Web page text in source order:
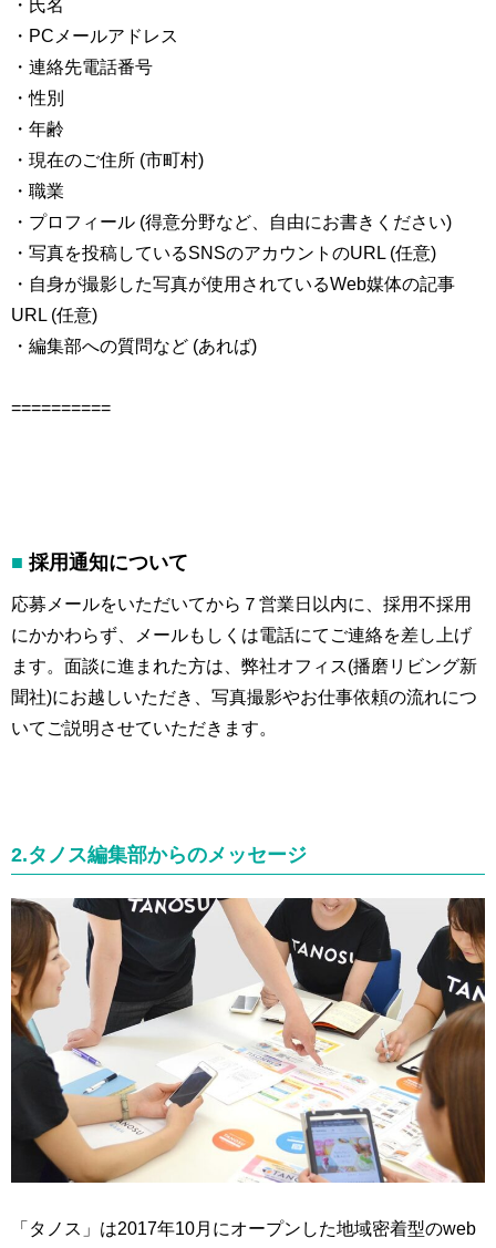
・氏名
・PCメールアドレス
・連絡先電話番号
・性別
・年齢
・現在のご住所 (市町村)
・職業
・プロフィール (得意分野など、自由にお書きください)
・写真を投稿しているSNSのアカウントのURL (任意)
・自身が撮影した写真が使用されているWeb媒体の記事
URL (任意)
・編集部への質問など (あれば)
==========
■ 採用通知について
応募メールをいただいてから７営業日以内に、採用不採用
にかかわらず、メールもしくは電話にてご連絡を差し上げ
ます。面談に進まれた方は、弊社オフィス(播磨リビング新
聞社)にお越しいただき、写真撮影やお仕事依頼の流れにつ
いてご説明させていただきます。
2.タノス編集部からのメッセージ
「タノス」は2017年10月にオープンした地域密着型のweb